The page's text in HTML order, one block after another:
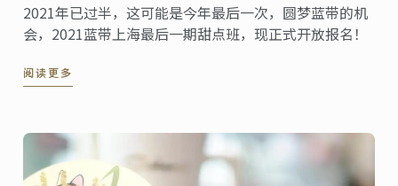
2021年已过半，这可能是今年最后一次，圆梦蓝带的机
会，2021蓝带上海最后一期甜点班，现正式开放报名！
阅读更多